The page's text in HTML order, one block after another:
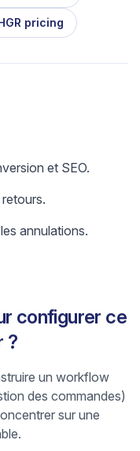
pricing
et SEO.
annulations.
configurer ce
?
un workflow
des commandes)
sur une